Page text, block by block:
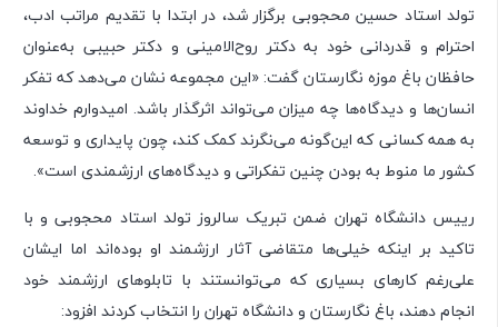
تولد استاد حسین محجوبی برگزار شد، در ابتدا با تقدیم مراتب ادب،
احترام و قدردانی خود به دکتر روح‌الامینی و دکتر حبیبی به‌عنوان
حافظان باغ موزه نگارستان گفت: «این مجموعه نشان می‌دهد که تفکر
انسان‌ها و دیدگاه‌ها چه میزان می‌تواند اثرگذار باشد. امیدوارم خداوند
به همه کسانی که این‌گونه می‌نگرند کمک کند، چون پایداری و توسعه
کشور ما منوط به بودن چنین تفکراتی و دیدگاه‌های ارزشمندی است».
رییس دانشگاه تهران ضمن تبریک سالروز تولد استاد محجوبی و با
تاکید بر اینکه خیلی‌ها متقاضی آثار ارزشمند او بوده‌اند اما ایشان
علی‌رغم کارهای بسیاری که می‌توانستند با تابلوهای ارزشمند خود
انجام دهند، باغ نگارستان و دانشگاه تهران را انتخاب کردند افزود: